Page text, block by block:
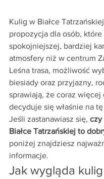
Kulig w Białce
propozycja dla osób, które
spokojniejszej, bardziej
atmosfery niż w centrum
Leśna trasa, możliwość
biesiady oraz przyjazny,
sprawiają, że coraz więcej
decyduje się właśnie na
Jeśli zastanawiasz się, czy
Białce Tatrzańskiej to
poniżej znajdziesz
informacje.
Jak wygląda